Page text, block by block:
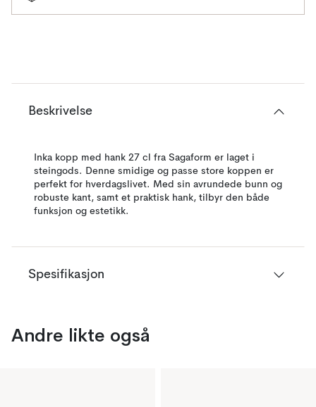
Beskrivelse
Inka kopp med hank 27 cl fra Sagaform er laget i
steingods. Denne smidige og passe store koppen er
perfekt for hverdagslivet. Med sin avrundede bunn og
robuste kant, samt et praktisk hank, tilbyr den både
funksjon og estetikk.
Spesifikasjon
Andre likte også